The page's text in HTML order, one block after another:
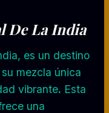
De La India
es un destino
mezcla única
vibrante. Esta
una